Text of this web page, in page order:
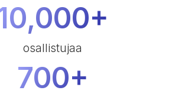
osallistujaa
700+